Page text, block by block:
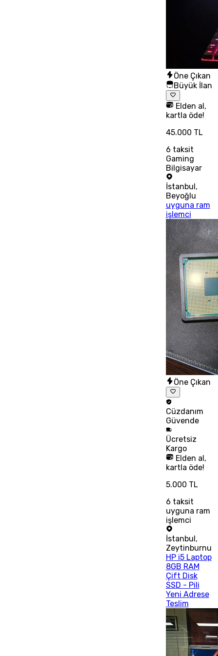
Öne Çıkan
Büyük İlan
Elden al,
kartla öde!
45.000 TL
6 taksit
Gaming
Bilgisayar
İstanbul,
Beyoğlu
uyguna ram
işlemci
Öne Çıkan
Cüzdanım
Güvende
Ücretsiz
Kargo
Elden al,
kartla öde!
5.000 TL
6 taksit
uyguna ram
işlemci
İstanbul ,
Zeytinburnu
HP i5 Laptop
8GB RAM
Çift Disk
SSD - Pili
Yeni Adrese
Teslim